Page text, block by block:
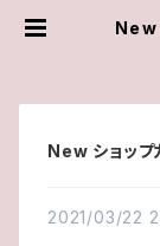
New
New ショップ
2021/03/22